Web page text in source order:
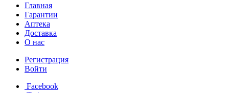
Главная
Гарантии
Аптека
Доставка
О нас
Регистрация
Войти
Facebook